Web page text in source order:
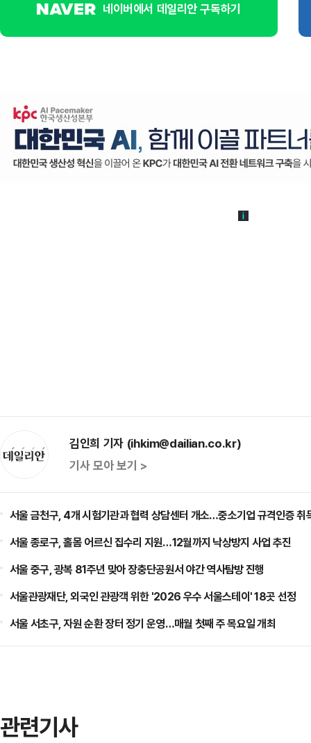
네이버에서 데일리안 구독하기
김인희 기자 (ihkim@dailian.co.kr)
기사 모아 보기 >
서울 금천구, 4개 시험기관과 협력 상담센터 개소…중소기업 규격인증 취
서울 종로구, 홀몸 어르신 집수리 지원…12월까지 낙상방지 사업 추진
서울 중구, 광복 81주년 맞아 장충단공원서 야간 역사탐방 진행
서울관광재단, 외국인 관광객 위한 '2026 우수 서울스테이' 18곳 선정
서울 서초구, 자원 순환 장터 정기 운영…매월 첫째 주 목요일 개최
관련기사